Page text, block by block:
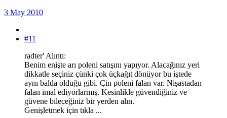
3 May 2010
#11
radter' Alıntı:
Benim enişte arı poleni satışını yapıyor. Alacağınız yeri
dikkatle seçiniz çünki çok üçkağıt dönüyor bu iştede
aynı balda olduğu gibi. Çin poleni falan var. Nişastadan
falan imal ediyorlarmış. Kesinlikle güvendiğiniz ve
güvene bileceğiniz bir yerden alın.
Genişletmek için tıkla ...